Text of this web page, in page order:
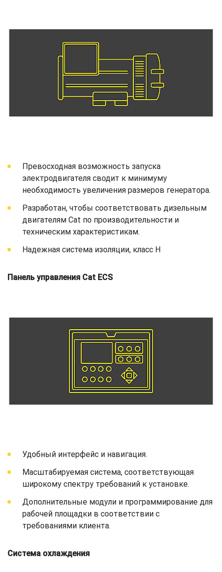
Превосходная возможность запуска
электродвигателя сводит к минимуму
необходимость увеличения размеров генератора.
Разработан, чтобы соответствовать дизельным
двигателям Cat по производительности и
техническим характеристикам.
Надежная система изоляции, класс H
Панель управления Cat ECS
Удобный интерфейс и навигация.
Масштабируемая система, соответствующая
широкому спектру требований к установке.
Дополнительные модули и программирование для
рабочей площадки в соответствии с
требованиями клиента.
Система охлаждения